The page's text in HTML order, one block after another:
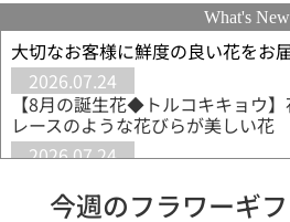
What's New
大切なお客様に鮮度の良い花をお
2026.07.24
【8月の誕生花◆トルコキキョウ】
レースのような花びらが美しい花
2026.07.24
◆「元気でいてね」を込めて贈る
今週のフラワーギ